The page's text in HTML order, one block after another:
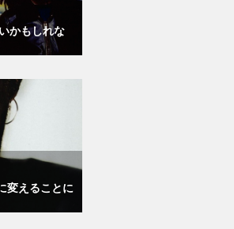
かもしれな
変えることに